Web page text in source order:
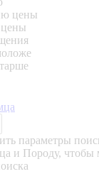
цены
параметры
и Породу, чтобы